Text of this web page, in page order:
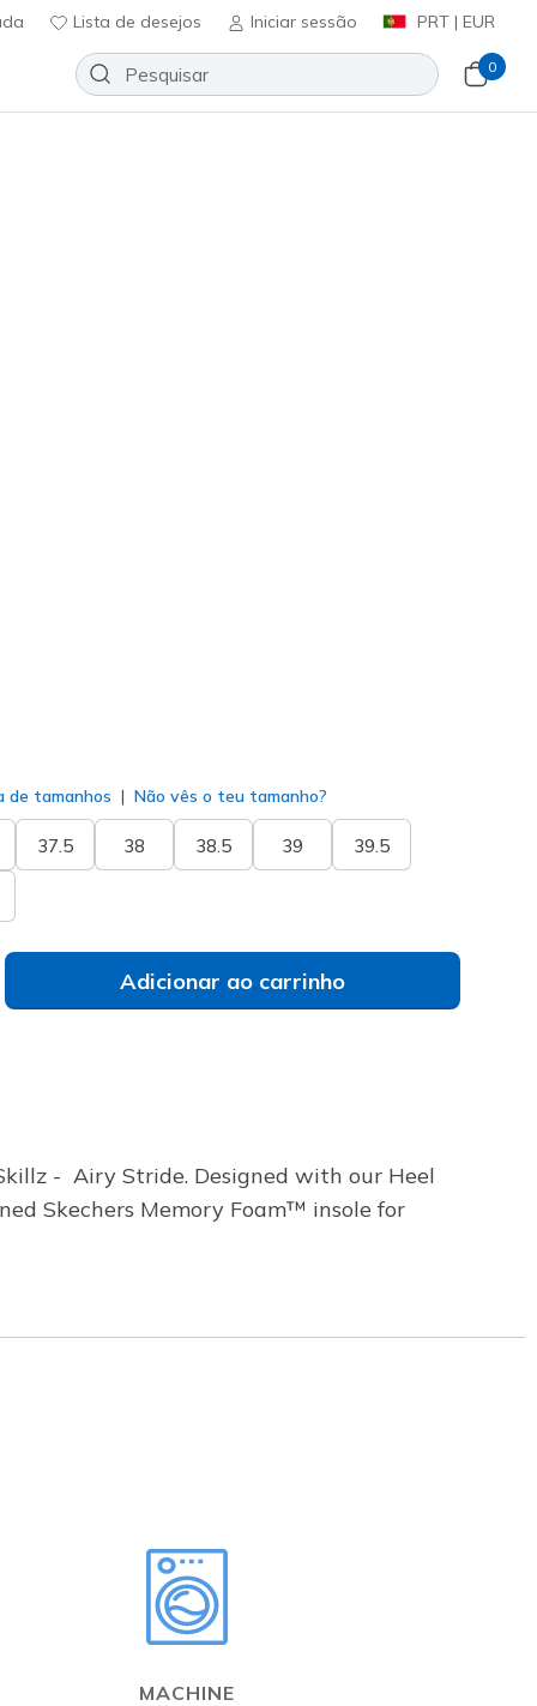
Lista de desejos Iniciar sessão PRT | EUR
0
de tamanhos Não vês o teu tamanho?
37.5 38 38.5 39 39.5
Adicionar ao carrinho
- Airy Stride. Designed with our Heel
Skechers Memory Foam™ insole for
MACHINE